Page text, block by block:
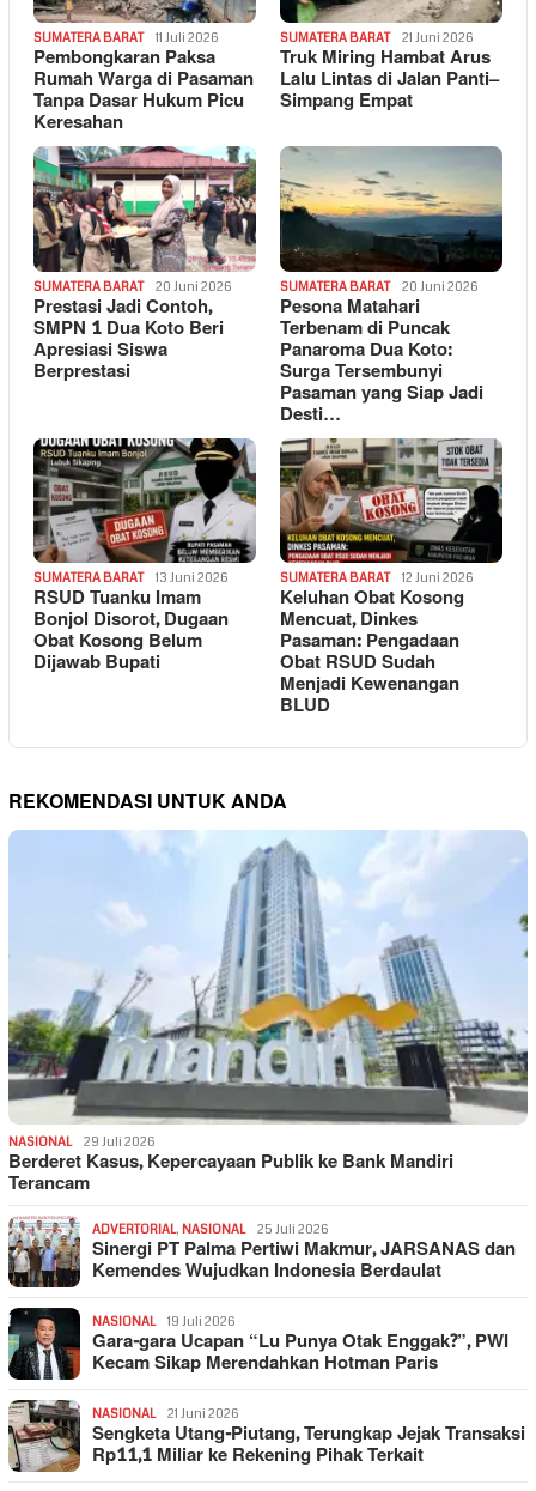
SUMATERA BARAT 11 Juli 2026
Pembongkaran Paksa
Rumah Warga di Pasaman
Tanpa Dasar Hukum Picu
Keresahan
SUMATERA BARAT 21 Juni 2026
Truk Miring Hambat Arus
Lalu Lintas di Jalan Panti–
Simpang Empat
SUMATERA BARAT 20 Juni 2026
Prestasi Jadi Contoh,
SMPN 1 Dua Koto Beri
Apresiasi Siswa
Berprestasi
SUMATERA BARAT 20 Juni 2026
Pesona Matahari
Terbenam di Puncak
Panaroma Dua Koto:
Surga Tersembunyi
Pasaman yang Siap Jadi
Desti…
SUMATERA BARAT 13 Juni 2026
RSUD Tuanku Imam
Bonjol Disorot, Dugaan
Obat Kosong Belum
Dijawab Bupati
SUMATERA BARAT 12 Juni 2026
Keluhan Obat Kosong
Mencuat, Dinkes
Pasaman: Pengadaan
Obat RSUD Sudah
Menjadi Kewenangan
BLUD
REKOMENDASI UNTUK ANDA
NASIONAL 29 Juli 2026
Berderet Kasus, Kepercayaan Publik ke Bank Mandiri
Terancam
ADVERTORIAL, NASIONAL 25 Juli 2026
Sinergi PT Palma Pertiwi Makmur, JARSANAS dan
Kemendes Wujudkan Indonesia Berdaulat
NASIONAL 19 Juli 2026
Gara-gara Ucapan “Lu Punya Otak Enggak?”, PWI
Kecam Sikap Merendahkan Hotman Paris
NASIONAL 21 Juni 2026
Sengketa Utang-Piutang, Terungkap Jejak Transaksi
Rp11,1 Miliar ke Rekening Pihak Terkait